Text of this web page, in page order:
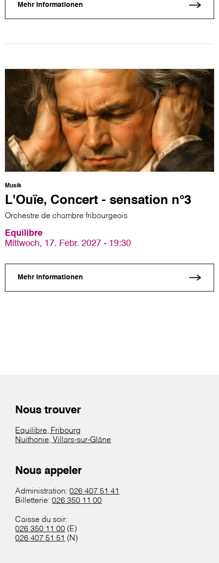
Mehr Informationen
Musik
L'Ouïe, Concert - sensation n°3
Orchestre de chambre fribourgeois
Equilibre
Mittwoch, 17. Febr. 2027 - 19:30
Mehr Informationen
Nous trouver
Equilibre, Fribourg
Nuithonie, Villars-sur-Glâne
Nous appeler
Administration:026 407 51 41
Billetterie:026 350 11 00
Caisse du soir:
026 350 11 00 (E)
026 407 51 51 (N)